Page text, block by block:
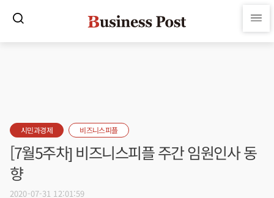
시민과경제 비즈니스피플
[7월5주차] 비즈니스피플 주간 임원인사 동
향
2020-07-31 12:01:59